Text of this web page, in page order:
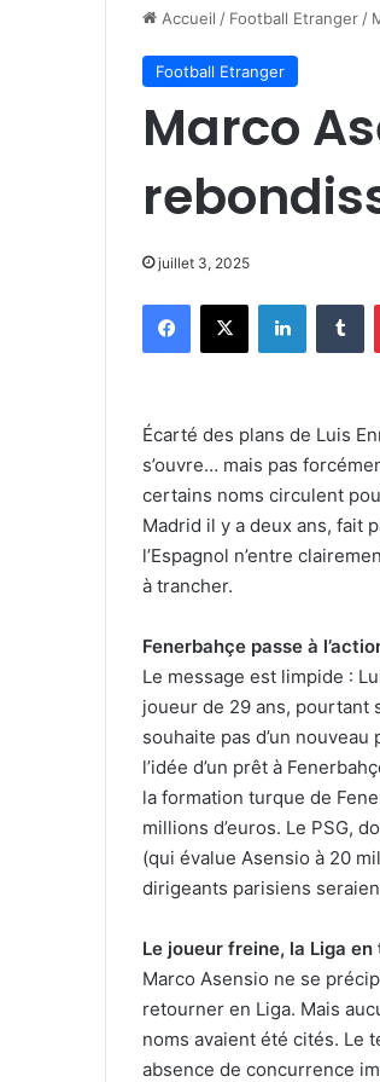
Accueil / Football Etranger /
Football Etranger
Marco
juillet 3, 2025
Facebook
X Linkedin
Écarté des plans de Luis
s’ouvre… mais pas
certains noms circulent
Madrid il y a deux ans, fait
l’Espagnol n’entre
à trancher.
Fenerbahçe passe à
Le message est limpide :
joueur de 29 ans, pourtant
souhaite pas d’un
l’idée d’un prêt à
la formation turque de
millions d’euros. Le PSG,
(qui évalue Asensio à 20
dirigeants parisiens
Le joueur freine, la Liga en
Marco Asensio ne se
retourner en Liga. Mais
noms avaient été cités. Le
absence de concurrence